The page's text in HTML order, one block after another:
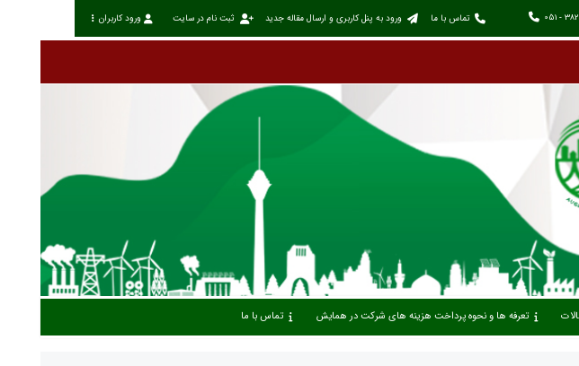
051 - تماس با ما ورود به پنل کاربری و ارسال مقاله جدید ثبت نام در سایت ورود کاربران
تعرفه ها و نحوه پرداخت هزینه های شرکت در همایش تماس با ما